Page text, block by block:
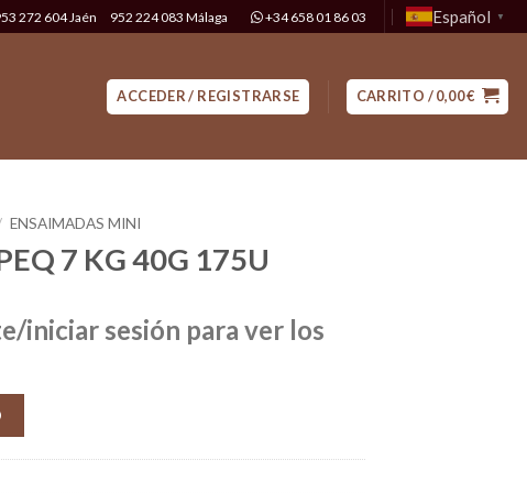
272 604 Jaén 952 224 083 Málaga +34 658 01 86 03 Español ▼
ACCEDER / REGISTRARSE CARRITO /0,00€
ENSAIMADAS MINI
7 KG 40G 175U
iniciar sesión para ver los